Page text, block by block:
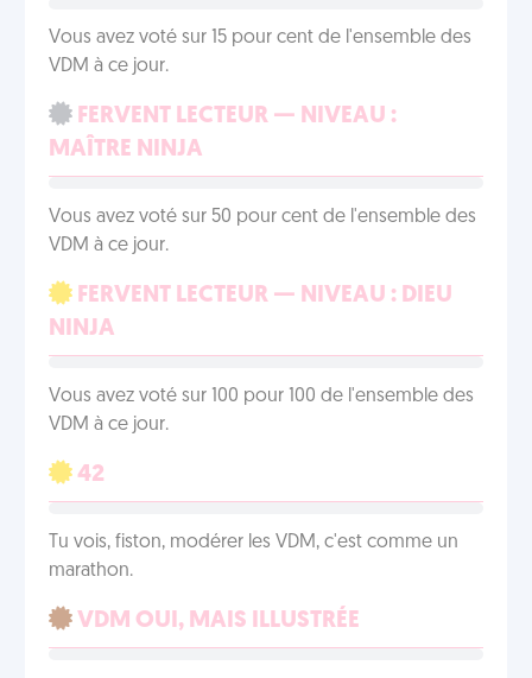
Vous avez voté sur 15 pour cent de l'ensemble des
VDM à ce jour.
FERVENT LECTEUR — NIVEAU :
MAÎTRE NINJA
Vous avez voté sur 50 pour cent de l'ensemble des
VDM à ce jour.
FERVENT LECTEUR — NIVEAU : DIEU
NINJA
Vous avez voté sur 100 pour 100 de l'ensemble des
VDM à ce jour.
42
Tu vois, fiston, modérer les VDM, c'est comme un
marathon.
VDM OUI, MAIS ILLUSTRÉE